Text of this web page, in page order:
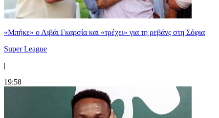
«Μπήκε» ο Λιβάι Γκαρσία και «τρέχει» για τη ρεβάνς στη Σόφια
Super League
|
19:58